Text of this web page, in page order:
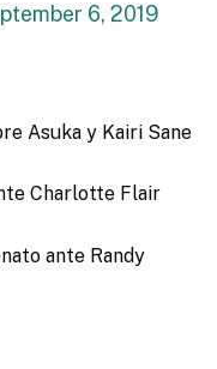
6, 2019
Asuka y Kairi Sane
Charlotte Flair
ante Randy